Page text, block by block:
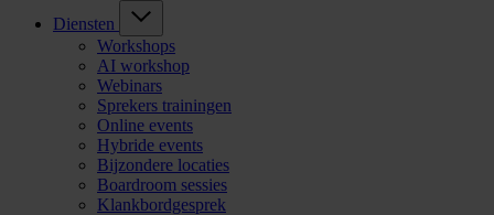
Diensten
Workshops
AI workshop
Webinars
Sprekers trainingen
Online events
Hybride events
Bijzondere locaties
Boardroom sessies
Klankbordgesprek